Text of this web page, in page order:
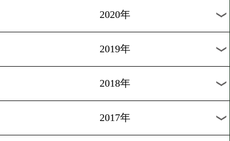
過去のニュース
2026年
2025年
2024年